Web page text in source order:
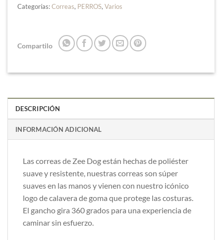
Categorías:Correas, PERROS, Varios
Compartilo
DESCRIPCIÓN
INFORMACIÓN ADICIONAL
Las correas de Zee Dog están hechas de poliéster
suave y resistente, nuestras correas son súper
suaves en las manos y vienen con nuestro icónico
logo de calavera de goma que protege las costuras.
El gancho gira 360 grados para una experiencia de
caminar sin esfuerzo.